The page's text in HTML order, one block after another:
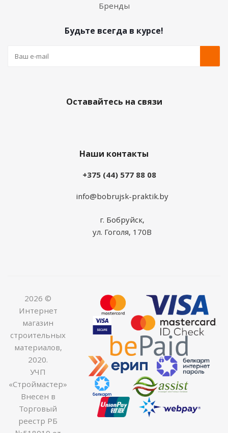
Бренды
Будьте всегда в курсе!
Оставайтесь на связи
Наши контакты
+375 (44) 577 88 08
info@bobrujsk-praktik.by
г. Бобруйск,
ул. Гоголя, 170В
2026 ©
Интернет
магазин
строительных
материалов,
2020.
УЧП
«Строймастер»
Внесен в
Торговый
реестр РБ